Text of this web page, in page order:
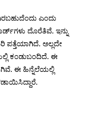
ಎಂದು
ದೊರೆತಿವೆ. ಇನ್ನು
ಪತ್ತೆಯಾಗಿದೆ. ಅಲ್ಲದೇ
ಕಂಡುಬಂದಿದೆ. ಈ
ಈ ಹಿನ್ನೆಲೆಯಲ್ಲಿ